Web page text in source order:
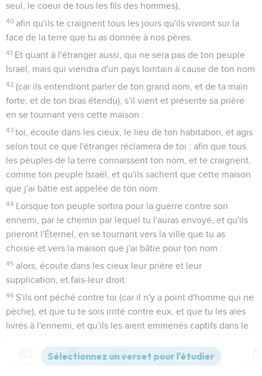
seul, le coeur de tous les fils des hommes),
40 afin qu'ils te craignent tous les jours qu'ils vivront sur la
face de la terre que tu as donnée à nos pères.
41 Et quant à l'étranger aussi, qui ne sera pas de ton peuple
Israël, mais qui viendra d'un pays lointain à cause de ton nom
42 (car ils entendront parler de ton grand nom, et de ta main
forte, et de ton bras étendu), s'il vient et présente sa prière
en se tournant vers cette maison :
43 toi, écoute dans les cieux, le lieu de ton habitation, et agis
selon tout ce que l'étranger réclamera de toi ; afin que tous
les peuples de la terre connaissent ton nom, et te craignent,
comme ton peuple Israël, et qu'ils sachent que cette maison
que j'ai bâtie est appelée de ton nom.
44 Lorsque ton peuple sortira pour la guerre contre son
ennemi, par le chemin par lequel tu l'auras envoyé, et qu'ils
prieront l'Éternel, en se tournant vers la ville que tu as
choisie et vers la maison que j'ai bâtie pour ton nom :
45 alors, écoute dans les cieux leur prière et leur
supplication, et fais-leur droit.
46 S'ils ont péché contre toi (car il n'y a point d'homme qui ne
pèche), et que tu te sois irrité contre eux, et que tu les aies
livrés à l'ennemi, et qu'ils les aient emmenés captifs dans le
et que, dans le pays où ils auront été emmenés captifs, ils
Versions Commentaires Strong